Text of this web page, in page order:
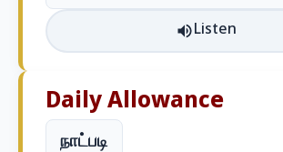
Listen
Daily Allowance
நாட்படி